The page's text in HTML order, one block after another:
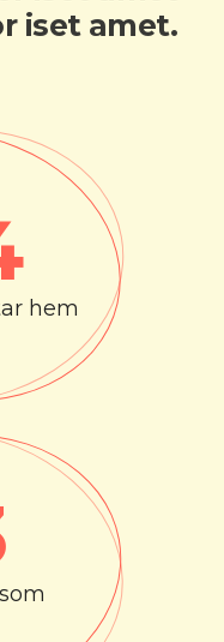
iset amet.​
hem